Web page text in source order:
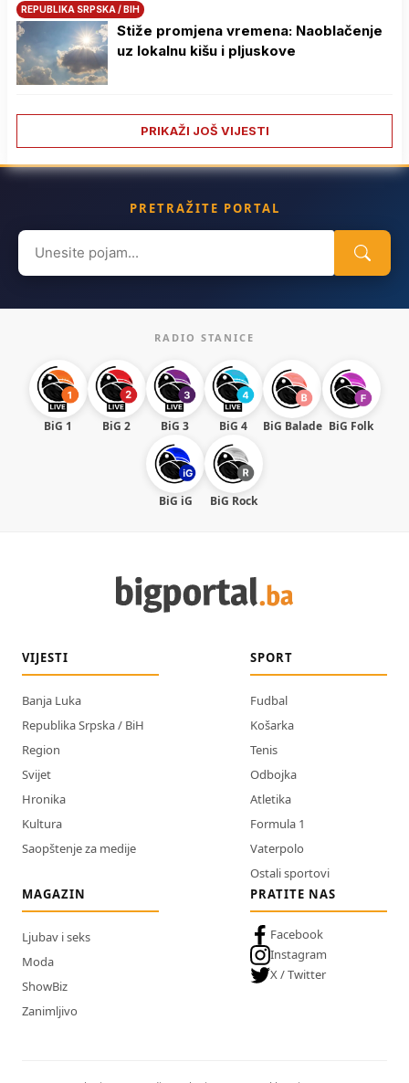
REPUBLIKA SRPSKA / BIH
Stiže promjena vremena: Naoblačenje
uz lokalnu kišu i pljuskove
PRIKAŽI JOŠ VIJESTI
PRETRAŽITE PORTAL
Search
for:
RADIO STANICE
BiG 1 BiG 2 BiG 3 BiG 4 BiG Balade BiG Folk
BiG iG BiG Rock
VIJESTI
Banja Luka
Republika Srpska / BiH
Region
Svijet
Hronika
Kultura
Saopštenje za medije
SPORT
Fudbal
Košarka
Tenis
Odbojka
Atletika
Formula 1
Vaterpolo
Ostali sportovi
MAGAZIN
Ljubav i seks
Moda
ShowBiz
Zanimljivo
PRATITE NAS
Facebook
Instagram
X / Twitter